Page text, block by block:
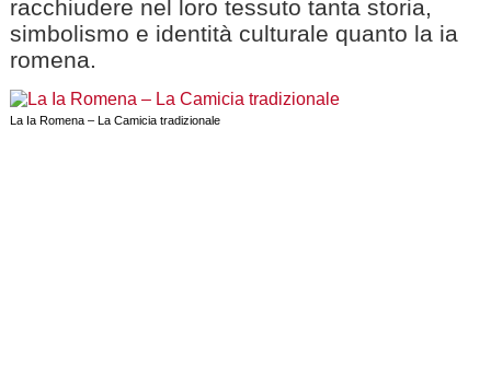
racchiudere nel loro tessuto tanta storia,
simbolismo e identità culturale quanto la ia
romena.
La Ia Romena – La Camicia tradizionale